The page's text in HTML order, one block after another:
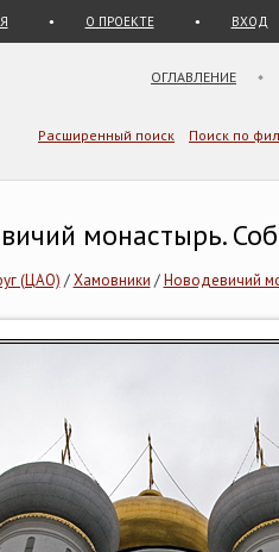
О ПРОЕКТЕ ВХОД
ОГЛАВЛЕНИЕ
Расширенный поиск Поиск по
монастырь.
(ЦАО) /Хамовники /Новодевичий